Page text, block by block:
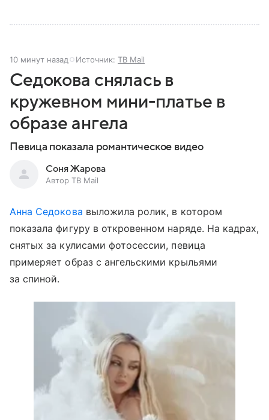
10 минут назад Источник: ТВ Mail
Седокова снялась в
кружевном мини-платье в
образе ангела
Певица показала романтическое видео
Соня Жарова
Автор ТВ Mail
Анна Седокова выложила ролик, в котором
показала фигуру в откровенном наряде. На кадрах,
снятых за кулисами фотосессии, певица
примеряет образ с ангельскими крыльями
за спиной.